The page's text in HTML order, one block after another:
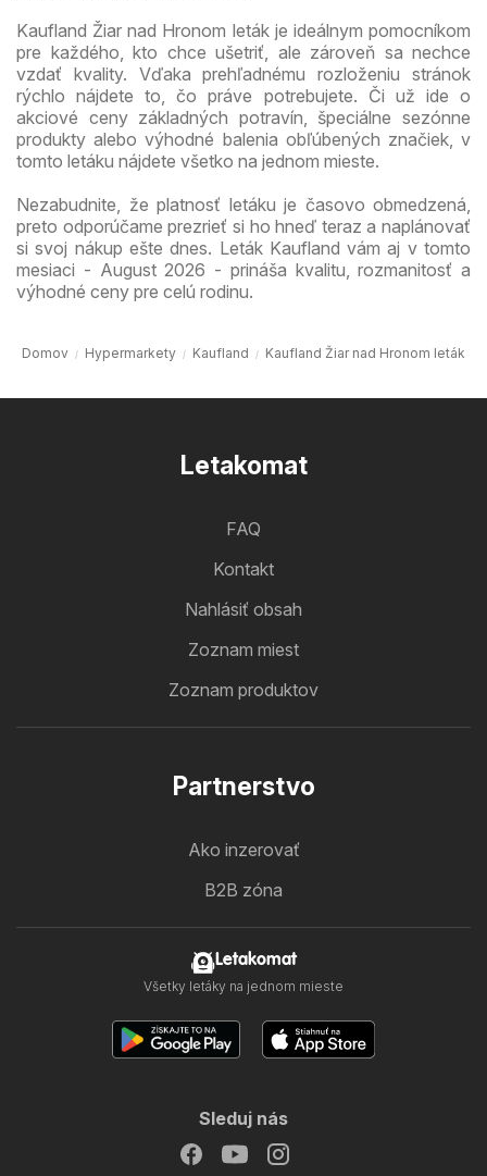
Kaufland Žiar nad Hronom leták je ideálnym pomocníkom
pre každého, kto chce ušetriť, ale zároveň sa nechce
vzdať kvality. Vďaka prehľadnému rozloženiu stránok
rýchlo nájdete to, čo práve potrebujete. Či už ide o
akciové ceny základných potravín, špeciálne sezónne
produkty alebo výhodné balenia obľúbených značiek, v
tomto letáku nájdete všetko na jednom mieste.
Nezabudnite, že platnosť letáku je časovo obmedzená,
preto odporúčame prezrieť si ho hneď teraz a naplánovať
si svoj nákup ešte dnes. Leták Kaufland vám aj v tomto
mesiaci - August 2026 - prináša kvalitu, rozmanitosť a
výhodné ceny pre celú rodinu.
Domov Hypermarkety Kaufland Kaufland Žiar nad Hronom leták
Letakomat
FAQ
Kontakt
Nahlásiť obsah
Zoznam miest
Zoznam produktov
Partnerstvo
Ako inzerovať
B2B zóna
Letakomat
Všetky letáky na jednom mieste
Sleduj nás